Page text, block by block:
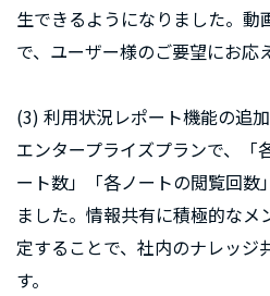
生できるようになりました。動
で、ユーザー様のご要望にお応
(3) 利用状況レポート機能の追加
エンタープライズプランで、「
ート数」「各ノートの閲覧回数
ました。情報共有に積極的な
定することで、社内のナレッジ
す。